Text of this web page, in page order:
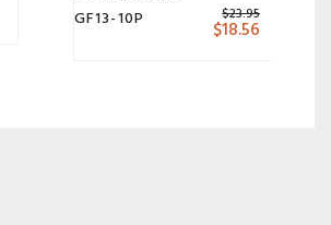
GF13-10P $23.95
$18.56